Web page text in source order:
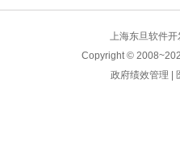
上海东旦软件
Copyright © 2008~
政府绩效管理 |